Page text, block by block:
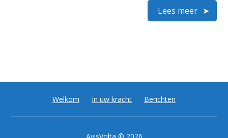
Lees meer
Welkom In uw kracht Berichten